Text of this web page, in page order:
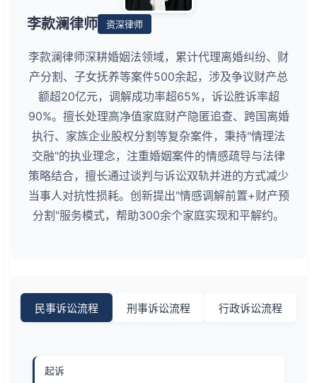
李款澜律师 资深律师
李款澜律师深耕婚姻法领域，累计代理离婚纠纷、财
产分割、子女抚养等案件500余起，涉及争议财产总
额超20亿元，调解成功率超65%，诉讼胜诉率超
90%。擅长处理高净值家庭财产隐匿追查、跨国离婚
执行、家族企业股权分割等复杂案件，秉持"情理法
交融"的执业理念，注重婚姻案件的情感疏导与法律
策略结合，擅长通过谈判与诉讼双轨并进的方式减少
当事人对抗性损耗。创新提出"情感调解前置+财产预
分割"服务模式，帮助300余个家庭实现和平解约。
民事诉讼流程 刑事诉讼流程 行政诉讼流程
起诉